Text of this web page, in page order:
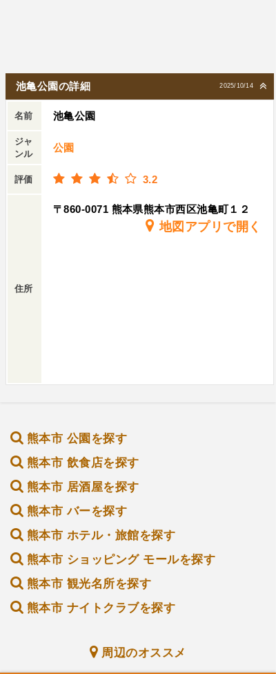
2025/10/14
池亀公園の詳細
名前 池亀公園
ジャ
ンル
公園
評価 3.2
住所
〒860-0071 熊本県熊本市西区池亀町１２
地図アプリで開く
熊本市 公園を探す
熊本市 飲食店を探す
熊本市 居酒屋を探す
熊本市 バーを探す
熊本市 ホテル・旅館を探す
熊本市 ショッピング モールを探す
熊本市 観光名所を探す
熊本市 ナイトクラブを探す
周辺のオススメ